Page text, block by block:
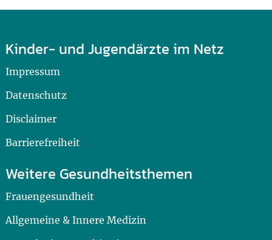
Kinder- und Jugendärzte im Netz
Impressum
Datenschutz
Disclaimer
Barrierefreiheit
Weitere Gesundheitsthemen
Frauengesundheit
Allgemeine & Innere Medizin